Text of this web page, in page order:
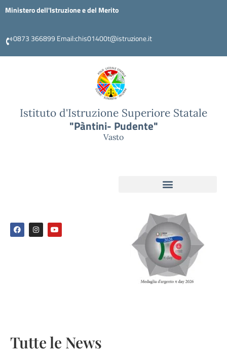
Ministero dell'Istruzione e del Merito
0873 366899 Email:chis01400t@istruzione.it
Istituto d'Istruzione Superiore Statale
"Pàntini- Pudente"
Vasto
Tutte le News